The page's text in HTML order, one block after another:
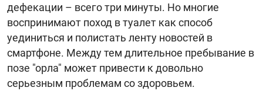
дефекации – всего три минуты. Но многие
воспринимают поход в туалет как способ
уединиться и полистать ленту новостей в
смартфоне. Между тем длительное пребывание в
позе "орла" может привести к довольно
серьезным проблемам со здоровьем.